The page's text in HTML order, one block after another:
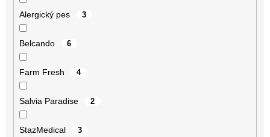
Alergický pes 3
Belcando 6
Farm Fresh 4
Salvia Paradise 2
StazMedical 3